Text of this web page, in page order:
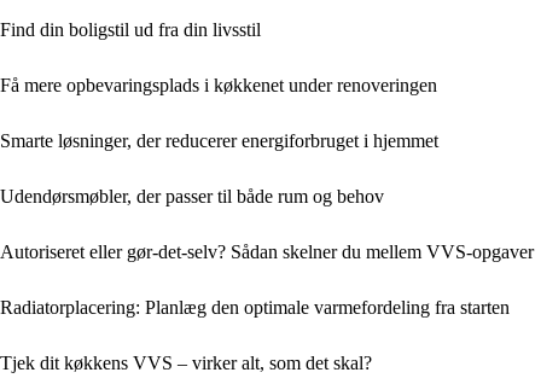
Find din boligstil ud fra din livsstil
Få mere opbevaringsplads i køkkenet under renoveringen
Smarte løsninger, der reducerer energiforbruget i hjemmet
Udendørsmøbler, der passer til både rum og behov
Autoriseret eller gør-det-selv? Sådan skelner du mellem VVS-opgaver
Radiatorplacering: Planlæg den optimale varmefordeling fra starten
Tjek dit køkkens VVS – virker alt, som det skal?